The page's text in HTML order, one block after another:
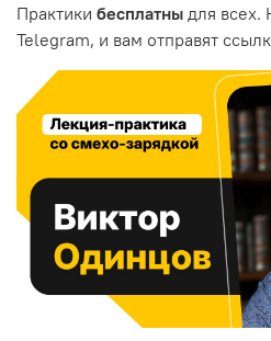
Практики бесплатны для
Telegram, и вам отправят